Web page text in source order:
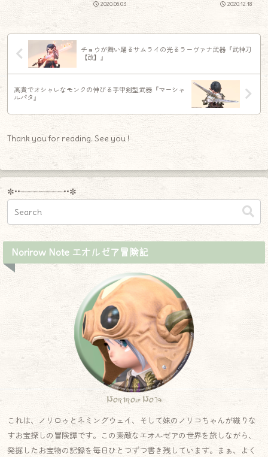
2020.06.03 2020.12.18
チョウが舞い踊るサムライの光るラーヴァナ武器『武神刀
【改】』
高貴でオシャレなモンクの伸びる手甲剣型武器『マーシャ
ルパタ』
Thank you for reading. See you !
✼••┈┈┈┈┈┈┈┈┈••✼
Norirow Note エオルゼア冒険記
Norirow Note
これは、ノリロゥとネミングウェイ、そして妹のノリコちゃんが織りな
すお宝探しの冒険譚です。この素敵なエオルゼアの世界を旅しながら、
発掘したお宝物の記録を毎日ひとつずつ書き残しています。まぁ、よく